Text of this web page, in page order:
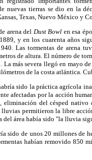
nuevas tierras se dio en la
Texas, Nuevo México y
arena del Dust Bowl en esa
y en los cuarenta años
Las tormentas de arena
de altura. El número de
La más severa llegó en mayo
de la costa atlántica.
sido la práctica agrícola
afectadas por la acción
del césped nativo
lluvias permitieron la libre
área había sido "la lluvia
sido de unos 20 millones de
habían removido 850